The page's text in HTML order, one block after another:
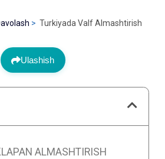
Turkiyada Valf Almashtirish
Ulashish
ALMASHTIRISH